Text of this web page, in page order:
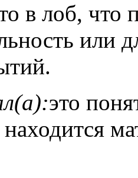
в лоб, что
или
это